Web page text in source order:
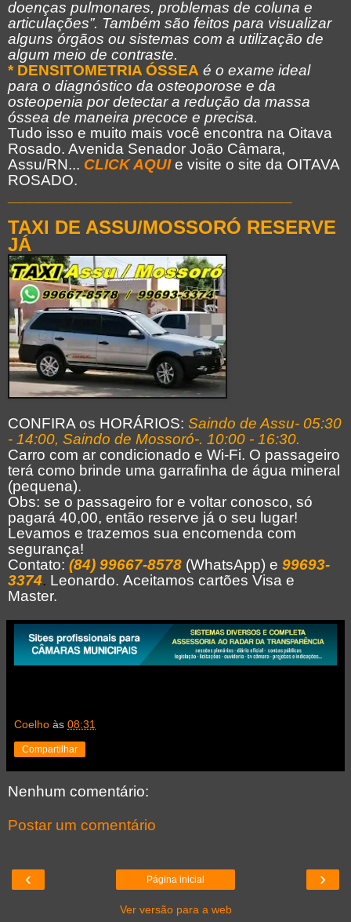
doenças pulmonares, problemas de coluna e
articulações”. Também são feitos para visualizar
alguns órgãos ou sistemas com a utilização de
algum meio de contraste.
* DENSITOMETRIA ÓSSEA é o exame ideal
para o diagnóstico da osteoporose e da
osteopenia por detectar a redução da massa
óssea de maneira precoce e precisa.
Tudo isso e muito mais você encontra na Oitava
Rosado. Avenida Senador João Câmara,
Assu/RN... CLICK AQUI e visite o site da OITAVA
ROSADO.
TAXI DE ASSU/MOSSORÓ RESERVE
JÁ
CONFIRA os HORÁRIOS: Saindo de Assu- 05:30
- 14:00, Saindo de Mossoró-. 10:00 - 16:30.
Carro com ar condicionado e Wi-Fi. O passageiro
terá como brinde uma garrafinha de água mineral
(pequena).
Obs: se o passageiro for e voltar conosco, só
pagará 40,00, então reserve já o seu lugar!
Levamos e trazemos sua encomenda com
segurança!
Contato: (84) 99667-8578 (WhatsApp) e 99693-
3374. Leonardo. Aceitamos cartões Visa e
Master.
Coelho às 08:31
Compartilhar
Nenhum comentário:
Postar um comentário
‹ ›
Página inicial
Ver versão para a web